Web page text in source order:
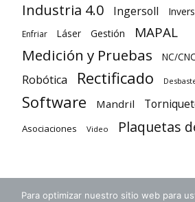
Industria 4.0 Ingersoll
Enfriar Láser Gestión MAPAL
Medición y Pruebas NC/CNC
Robótica Rectificado
Software Mandril
Asociaciones Video Plaquetas
Para optimizar nuestro sitio web para